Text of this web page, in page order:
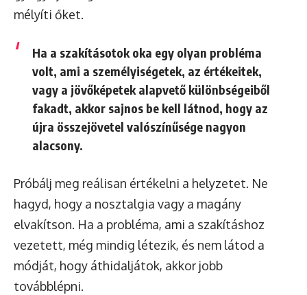
mélyíti őket.
Ha a szakításotok oka egy olyan probléma
volt, ami a személyiségetek, az értékeitek,
vagy a jövőképetek alapvető különbségeiből
fakadt, akkor sajnos be kell látnod, hogy az
újra összejövetel valószínűsége nagyon
alacsony.
Próbálj meg reálisan értékelni a helyzetet. Ne
hagyd, hogy a nosztalgia vagy a magány
elvakítson. Ha a probléma, ami a szakításhoz
vezetett, még mindig létezik, és nem látod a
módját, hogy áthidaljátok, akkor jobb
továbblépni.